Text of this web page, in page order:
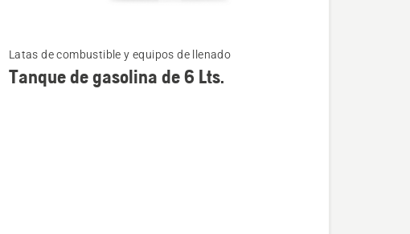
más
detalles
Latas de combustible y equipos de llenado
Tanque de gasolina de 6 Lts.